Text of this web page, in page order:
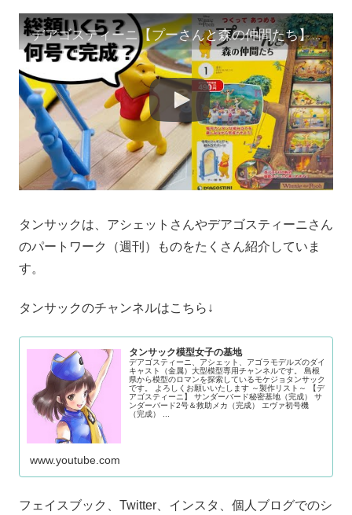
デアゴスティーニ【プーさんと森の仲間たち】創刊号！大きさ・ギミック・総額いくら？
タンサックは、アシェットさんやデアゴスティーニさん
のパートワーク（週刊）ものをたくさん紹介していま
す。
タンサックのチャンネルはこちら↓
タンサック模型女子の基地
デアゴスティーニ、アシェット、アゴラモデルズのダイ
キャスト（金属）大型模型専用チャンネルです。 島根
県から模型のロマンを探索しているモケジョタンサック
です。 よろしくお願いいたします ～製作リスト～ 【デ
アゴスティーニ】 サンダーバード秘密基地（完成） サ
ンダーバード2号＆救助メカ（完成） エヴァ初号機
（完成） ...
www.youtube.com
フェイスブック、Twitter、インスタ、個人ブログでのシ